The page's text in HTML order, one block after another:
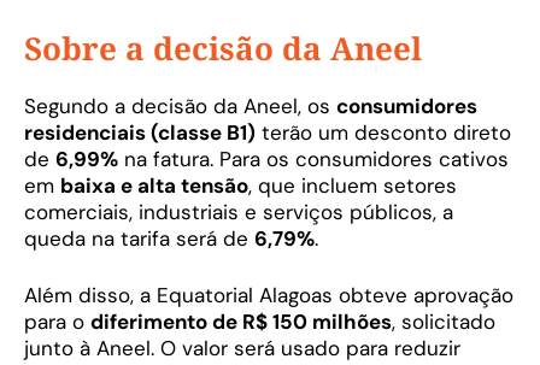
Sobre a decisão da Aneel
Segundo a decisão da Aneel, os consumidores
residenciais (classe B1) terão um desconto direto
de 6,99% na fatura. Para os consumidores cativos
em baixa e alta tensão, que incluem setores
comerciais, industriais e serviços públicos, a
queda na tarifa será de 6,79%.
Além disso, a Equatorial Alagoas obteve aprovação
para o diferimento de R$ 150 milhões, solicitado
junto à Aneel. O valor será usado para reduzir